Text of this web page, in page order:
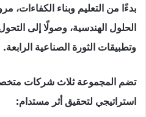
بدءًا من التعليم وبناء الكفاءات،
الحلول الهندسية، وصولًا إلى
وتطبيقات الثورة الصناعية الرابعة.
تضم المجموعة ثلاث شركات
استراتيجي لتحقيق أثر مستدام: